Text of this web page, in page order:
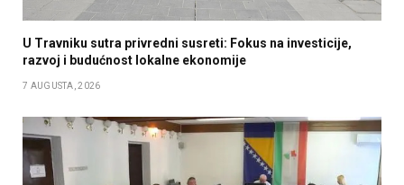
U Travniku sutra privredni susreti: Fokus na investicije,
razvoj i budućnost lokalne ekonomije
7 AUGUSTA, 2026